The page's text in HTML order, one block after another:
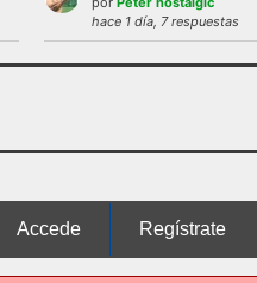
del foro será expulsado
de este foro
hace 1 día, 7 respuestas
Accede Regístrate